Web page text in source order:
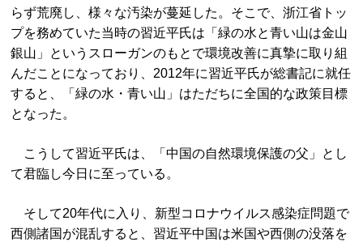
らず荒廃し、様々な汚染が蔓延した。そこで、浙江省トッ
プを務めていた当時の習近平氏は「緑の水と青い山は金山
銀山」というスローガンのもとで環境改善に真摯に取り組
んだことになっており、2012年に習近平氏が総書記に就任
すると、「緑の水・青い山」はただちに全国的な政策目標
となった。
こうして習近平氏は、「中国の自然環境保護の父」とし
て君臨し今日に至っている。
そして20年代に入り、新型コロナウイルス感染症問題で
西側諸国が混乱すると、習近平中国は米国や西側の没落を